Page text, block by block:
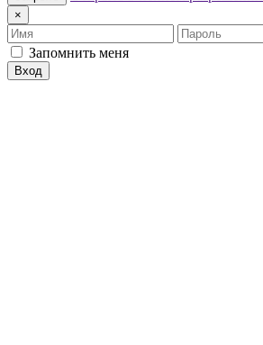
×
Имя
Пароль
Запомнить меня
Вход